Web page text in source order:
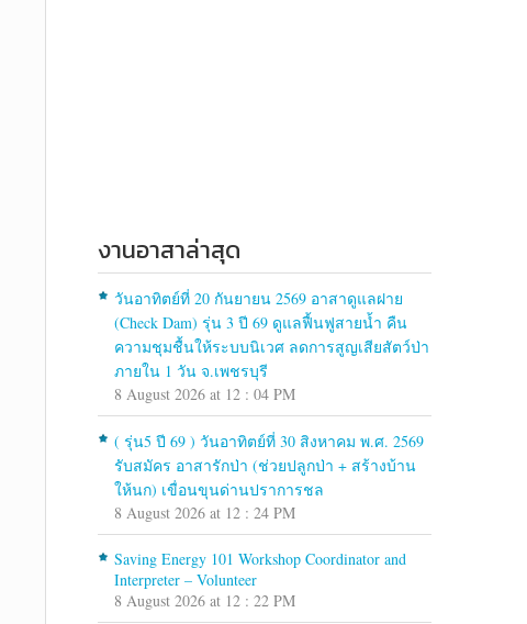
งานอาสาล่าสุด
วันอาทิตย์ที่ 20 กันยายน 2569 อาสาดูแลฝาย
(Check Dam) รุ่น 3 ปี 69 ดูแลฟื้นฟูสายน้ำ คืน
ความชุมชื้นให้ระบบนิเวศ ลดการสูญเสียสัตว์ป่า
ภายใน 1 วัน จ.เพชรบุรี
8 August 2026 at 12 : 04 PM
( รุ่น5 ปี 69 ) วันอาทิตย์ที่ 30 สิงหาคม พ.ศ. 2569
รับสมัคร อาสารักป่า (ช่วยปลูกป่า + สร้างบ้าน
ให้นก) เขื่อนขุนด่านปราการชล
8 August 2026 at 12 : 24 PM
Saving Energy 101 Workshop Coordinator and
Interpreter – Volunteer
8 August 2026 at 12 : 22 PM